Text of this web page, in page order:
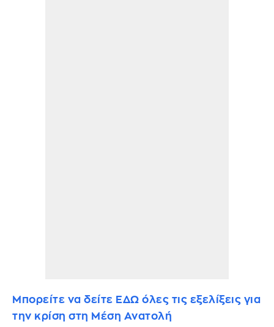
Μπορείτε να δείτε ΕΔΩ όλες τις εξελίξεις για
την κρίση στη Μέση Ανατολή